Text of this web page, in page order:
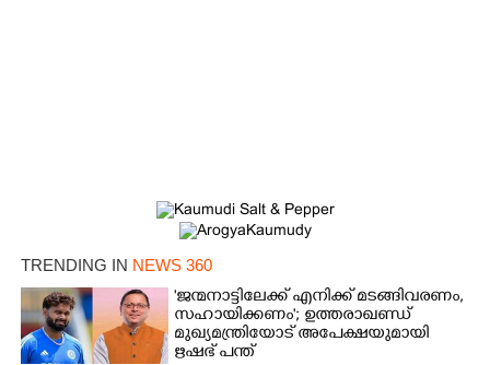
TRENDING IN NEWS 360
'ജന്മനാട്ടിലേക്ക് എനിക്ക് മടങ്ങിവരണം,
സഹായിക്കണം'; ഉത്തരാഖണ്ഡ്
മുഖ്യമന്ത്രിയോട് അപേക്ഷയുമായി
ഋഷഭ് പന്ത്